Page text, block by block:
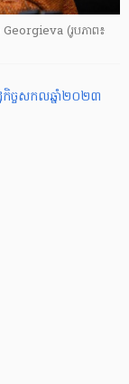
(រូបភាព៖
កិច្ចសកលឆ្នាំ២០២៣